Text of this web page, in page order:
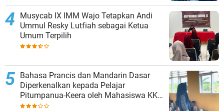
Musycab IX IMM Wajo Tetapkan Andi
Ummul Resky Lutfiah sebagai Ketua
Umum Terpilih
Bahasa Prancis dan Mandarin Dasar
Diperkenalkan kepada Pelajar
Pitumpanua-Keera oleh Mahasiswa KKN
Unhas di Wajo